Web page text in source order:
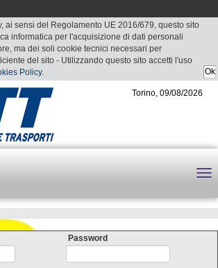
ai sensi del Regolamento UE 2016/679, questo sito
informatica per l'acquisizione di dati personali
ma dei soli cookie tecnici necessari per
del sito - Utilizzando questo sito accetti l'uso
Policy.
Torino, 09/08/2026
Password